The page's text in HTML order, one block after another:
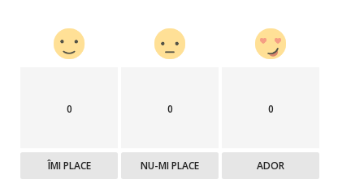
0
ÎMI PLACE
0
NU-MI PLACE
0
ADOR